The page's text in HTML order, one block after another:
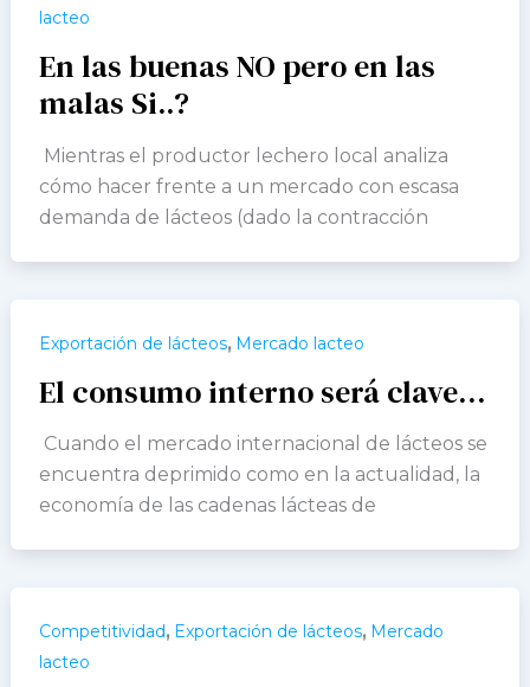
lacteo
En las buenas NO pero en las
malas Si..?
Mientras el productor lechero local analiza
cómo hacer frente a un mercado con escasa
demanda de lácteos (dado la contracción
Exportación de lácteos, Mercado lacteo
El consumo interno será clave…
Cuando el mercado internacional de lácteos se
encuentra deprimido como en la actualidad, la
economía de las cadenas lácteas de
Competitividad, Exportación de lácteos, Mercado
lacteo